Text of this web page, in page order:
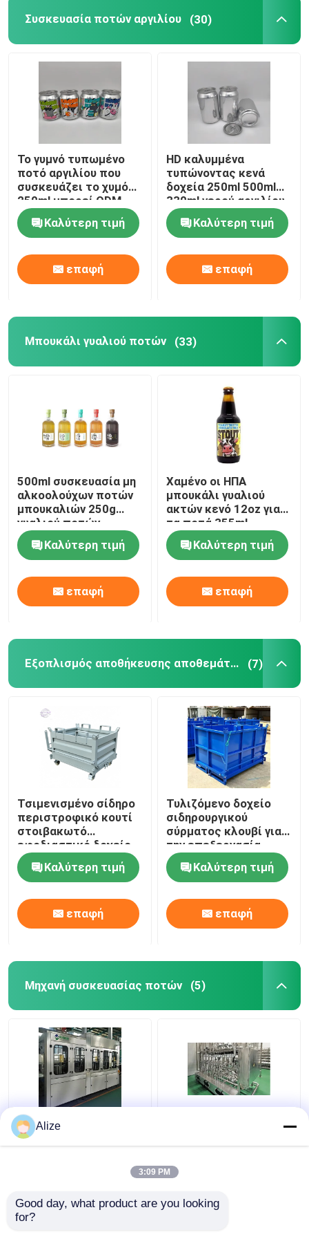
Μηχανή συσκευασίας ποτών
ανθρακούχο μηχάνημα πλήρωσης
Η μπύρα αργιλίου μπορεί
Προδιαμορφώσεις από πλαστικό PET
Τσάντα εγγράφου συσκευασίας τροφίμων
Βιοδιασπάσιμη συσκευασία τροφίμων εγγράφου
Ανακυκλώσιμα δοχεία αργιλίου
Δοχεία τροφίμων αργιλίου
ετικέτες αυτοκόλλητων ετικεττών συνήθειας
Μηχανή συσκευασίας μπουκαλιών για ζώα
Εναλλακτικά μέρη Tetra Pak
Συσκευασία ποτών αργιλίου (30)
Το γυμνό τυπωμένο
ποτό αργιλίου που
συσκευάζει το χυμό
250ml μπορεί ODM
cOem
Καλύτερη τιμή
επαφή
HD καλυμμένα
τυπώνοντας κενά
δοχεία 250ml 500ml
330ml νερού αργιλίου
Καλύτερη τιμή
επαφή
Μπουκάλι γυαλιού ποτών (33)
500ml συσκευασία μη
αλκοολούχων ποτών
μπουκαλιών 250g
γυαλιού ποτών
κρασιού
Καλύτερη τιμή
επαφή
Χαμένο οι ΗΠΑ
μπουκάλι γυαλιού
ακτών κενό 12oz για
τα ποτά 355ml
Καλύτερη τιμή
επαφή
Εξοπλισμός αποθήκευσης αποθεμάτων (7)
Τσιμενισμένο σίδηρο
περιστροφικό κουτί
στοιβακωτό
εφοδιαστικό δοχείο
με κάλυμμα
Καλύτερη τιμή
επαφή
Τυλιζόμενο δοχείο
σιδηρουργικού
σύρματος κλουβί για
την επεξεργασία
υλικών
Καλύτερη τιμή
επαφή
Μηχανή συσκευασίας ποτών (5)
BGF32-8
Αυτοματοποιημένη
48000BPH
Alize
3:09 PM
Good day, what product are you looking
for?